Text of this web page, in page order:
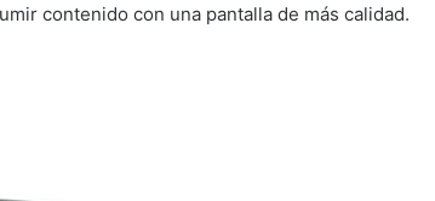
contenido con una pantalla de más calidad.